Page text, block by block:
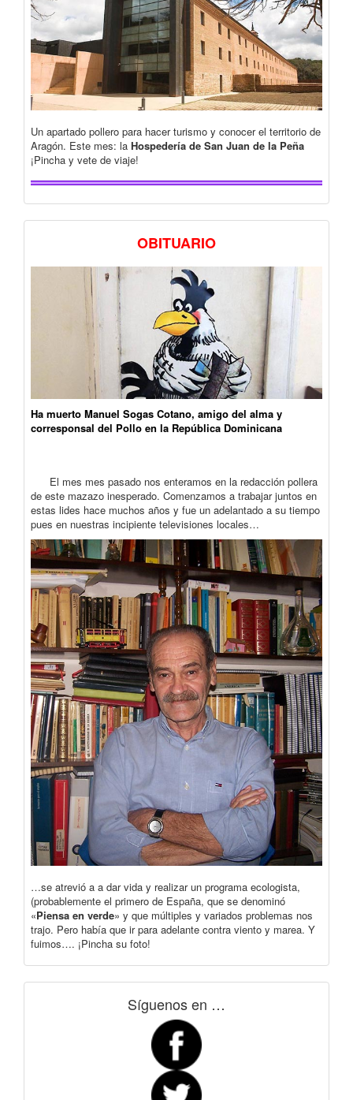
Un apartado pollero para hacer turismo y conocer el territorio de
Aragón. Este mes: la Hospedería de San Juan de la Peña
¡Pincha y vete de viaje!
OBITUARIO
Ha muerto Manuel Sogas Cotano, amigo del alma y
corresponsal del Pollo en la República Dominicana
El mes mes pasado nos enteramos en la redacción pollera
de este mazazo inesperado. Comenzamos a trabajar juntos en
estas lides hace muchos años y fue un adelantado a su tiempo
pues en nuestras incipiente televisiones locales…
…se atrevió a a dar vida y realizar un programa ecologista,
(probablemente el primero de España, que se denominó
«Piensa en verde» y que múltiples y variados problemas nos
trajo. Pero había que ir para adelante contra viento y marea. Y
fuimos…. ¡Pincha su foto!
Síguenos en …